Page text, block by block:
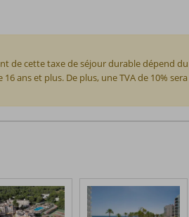
de cette taxe de séjour durable dépend
ans et plus. De plus, une TVA de 10%